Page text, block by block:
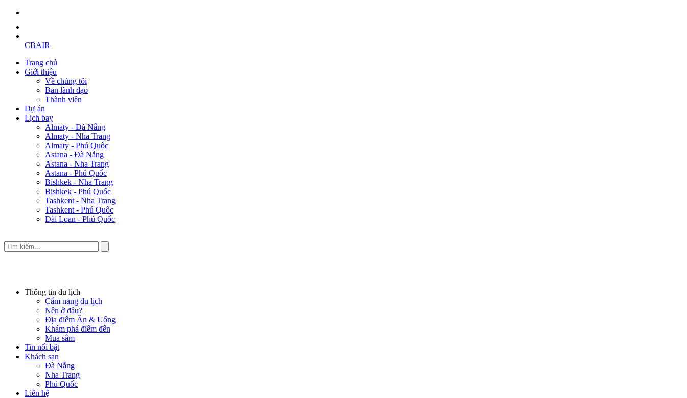
CBAIR
Trang chủ
Giới thiệu
Về chúng tôi
Ban lãnh đạo
Thành viên
Dự án
Lịch bay
Almaty - Đà Nẵng
Almaty - Nha Trang
Almaty - Phú Quốc
Astana - Đà Nẵng
Astana - Nha Trang
Astana - Phú Quốc
Bishkek - Nha Trang
Bishkek - Phú Quốc
Tashkent - Nha Trang
Tashkent - Phú Quốc
Đài Loan - Phú Quốc
Thông tin du lịch
Cẩm nang du lịch
Nên ở đâu?
Địa điểm Ăn & Uống
Khám phá điểm đến
Mua sắm
Tin nổi bật
Khách sạn
Đà Nẵng
Nha Trang
Phú Quốc
Liên hệ